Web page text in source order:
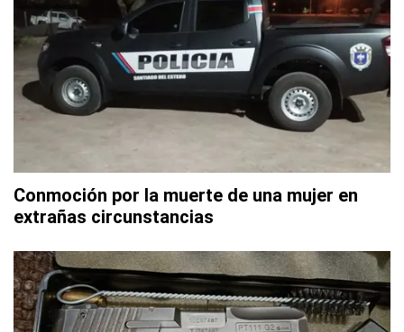
Conmoción por la muerte de una mujer en
extrañas circunstancias